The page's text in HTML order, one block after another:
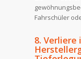
Fahrschüler
8. Verliere